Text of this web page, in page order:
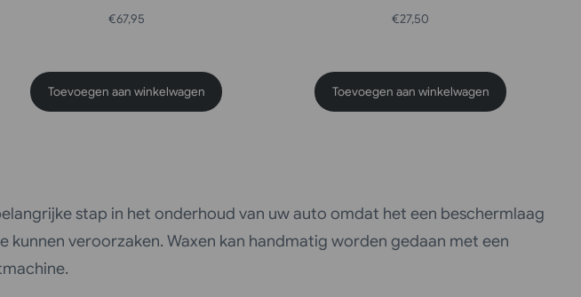
€67,95
Toevoegen aan winkelwagen
€27,50
Toevoegen aan winkelwagen
stap in het onderhoud van uw auto omdat het een beschermlaag
veroorzaken. Waxen kan handmatig worden gedaan met een